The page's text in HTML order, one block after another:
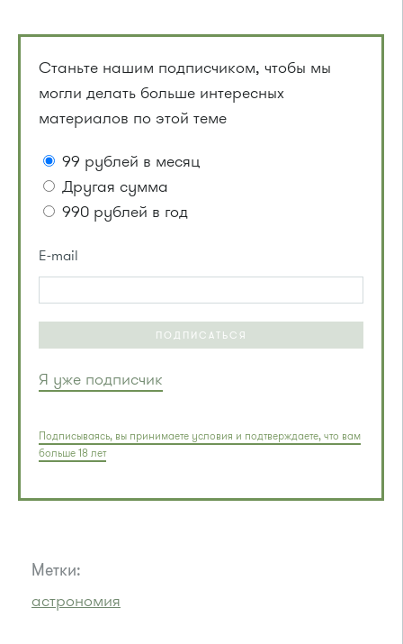
Станьте нашим подписчиком, чтобы мы
могли делать больше интересных
материалов по этой теме
99 рублей в месяц
Другая сумма
990 рублей в год
E-mail
ПОДПИСАТЬСЯ
Я уже подписчик
Подписываясь, вы принимаете условия и подтверждаете, что вам
больше 18 лет
Метки:
астрономия